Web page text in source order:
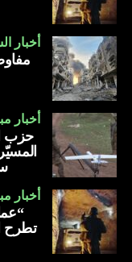
حزب
أخبار
أخبار